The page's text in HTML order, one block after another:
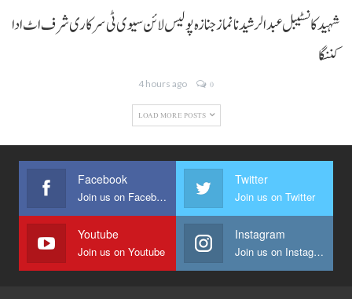
شہید کانسٹیبل عبدالرشید نا نماز جنازہ پولیس لائن سیوی ٹی سرکاری شرف اٹ ادا
کننگا
4 hours ago 0
LOAD MORE POSTS
Facebook
Join us on Facebook
Twitter
Join us on Twitter
Youtube
Join us on Youtube
Instagram
Join us on Instagram